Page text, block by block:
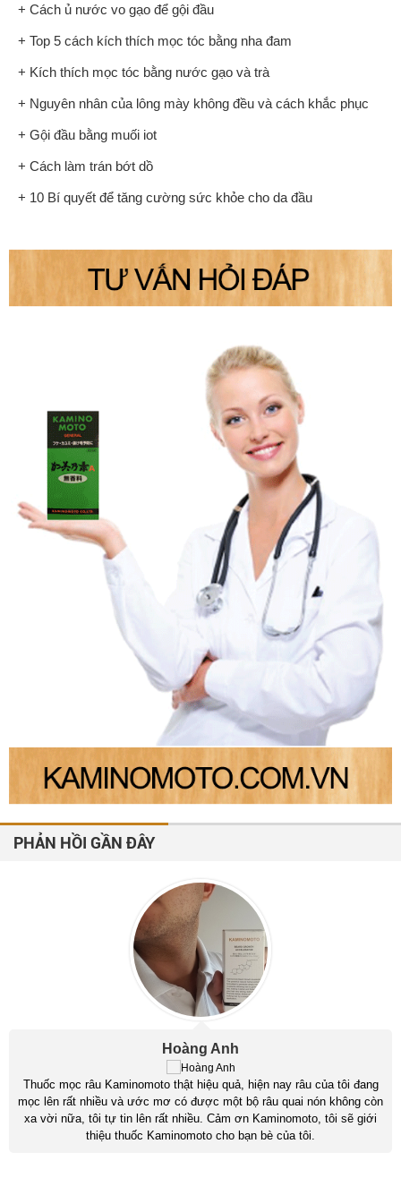
+ Cách ủ nước vo gạo để gội đầu
+ Top 5 cách kích thích mọc tóc bằng nha đam
+ Kích thích mọc tóc bằng nước gạo và trà
+ Nguyên nhân của lông mày không đều và cách khắc phục
+ Gội đầu bằng muối iot
+ Cách làm trán bớt dồ
+ 10 Bí quyết để tăng cường sức khỏe cho da đầu
PHẢN HỒI GẦN ĐÂY
Hoàng Anh
Thuốc mọc râu Kaminomoto thật hiệu quả, hiện nay râu của tôi đang
mọc lên rất nhiều và ước mơ có được một bộ râu quai nón không còn
xa vời nữa, tôi tự tin lên rất nhiều. Cảm ơn Kaminomoto, tôi sẽ giới
thiệu thuốc Kaminomoto cho bạn bè của tôi.